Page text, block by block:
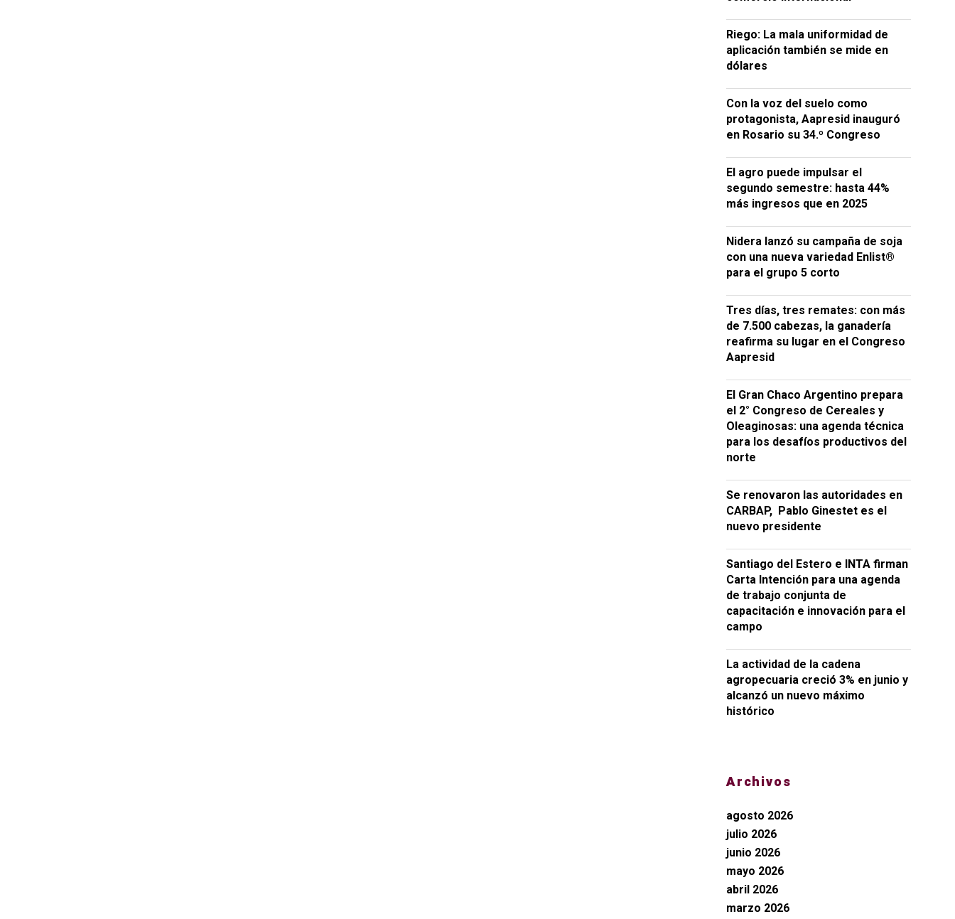
Riego: La mala uniformidad de
aplicación también se mide en
dólares
Con la voz del suelo como
protagonista, Aapresid inauguró
en Rosario su 34.º Congreso
El agro puede impulsar el
segundo semestre: hasta 44%
más ingresos que en 2025
Nidera lanzó su campaña de soja
con una nueva variedad Enlist®
para el grupo 5 corto
Tres días, tres remates: con más
de 7.500 cabezas, la ganadería
reafirma su lugar en el Congreso
Aapresid
El Gran Chaco Argentino prepara
el 2° Congreso de Cereales y
Oleaginosas: una agenda técnica
para los desafíos productivos del
norte
Se renovaron las autoridades en
CARBAP, Pablo Ginestet es el
nuevo presidente
Santiago del Estero e INTA firman
Carta Intención para una agenda
de trabajo conjunta de
capacitación e innovación para el
campo
La actividad de la cadena
agropecuaria creció 3% en junio y
alcanzó un nuevo máximo
histórico
Archivos
agosto 2026
julio 2026
junio 2026
mayo 2026
abril 2026
marzo 2026